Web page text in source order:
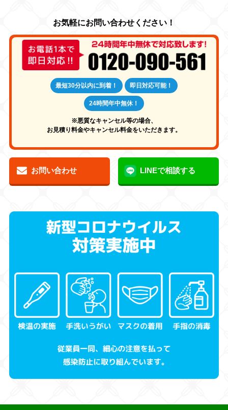
最短30分以内に到着！ 即日対応可能！
24時間年中無休！
※悪質なキャンセル等の場合、
お見積り料金やキャンセル料金をいただきます。
お問い合わせ LINEで相談する